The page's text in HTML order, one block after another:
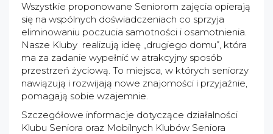
Wszystkie proponowane Seniorom zajęcia opierają
się na wspólnych doświadczeniach co sprzyja
eliminowaniu poczucia samotności i osamotnienia.
Nasze Kluby realizują ideę „drugiego domu”, która
ma za zadanie wypełnić w atrakcyjny sposób
przestrzeń życiową. To miejsca, w których seniorzy
nawiązują i rozwijają nowe znajomości i przyjaźnie,
pomagają sobie wzajemnie.
Szczegółowe informacje dotyczące działalności
Klubu Seniora oraz Mobilnych Klubów Seniora